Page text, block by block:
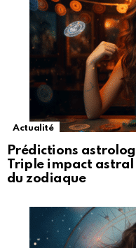
Actualité
Prédictions
Triple impact astral
du zodiaque